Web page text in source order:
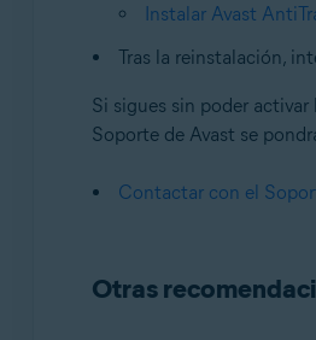
Instalar Avast
Tras la reinstalación,
Si sigues sin poder
Soporte de Avast se
Contactar con el
Otras